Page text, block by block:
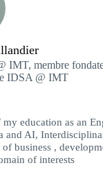
IMT, membre
IDSA @ IMT
education as an
and AI,
business ,
of interests